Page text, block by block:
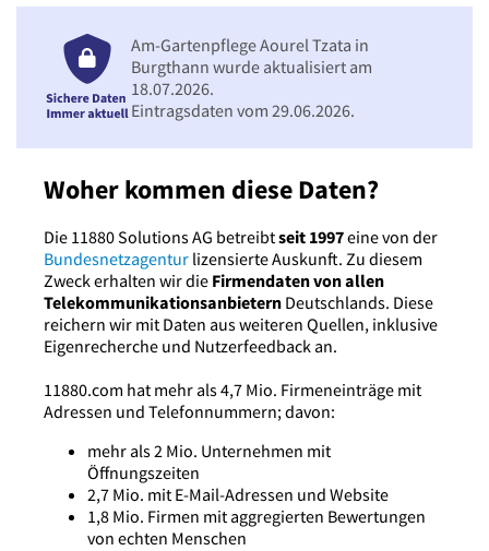
Woher kommen diese Daten?
Die 11880 Solutions AG betreibtseit 1997eine von der
Bundesnetzagentur lizensierte Auskunft. Zu diesem
Zweck erhalten wir die Firmendaten von allen
Telekommunikationsanbietern Deutschlands. Diese
reichern wir mit Daten aus weiteren Quellen, inklusive
Eigenrecherche und Nutzerfeedback an.
11880.com hat mehr als 4,7 Mio. Firmeneinträge mit
Adressen und Telefonnummern; davon:
mehr als 2 Mio. Unternehmen mit
Öffnungszeiten
2,7 Mio. mit E-Mail-Adressen und Website
1,8 Mio. Firmen mit aggregierten Bewertungen
von echten Menschen
Am-Gartenpflege Aourel Tzata in
Burgthann wurde aktualisiert am
18.07.2026.
Eintragsdaten vom 29.06.2026.